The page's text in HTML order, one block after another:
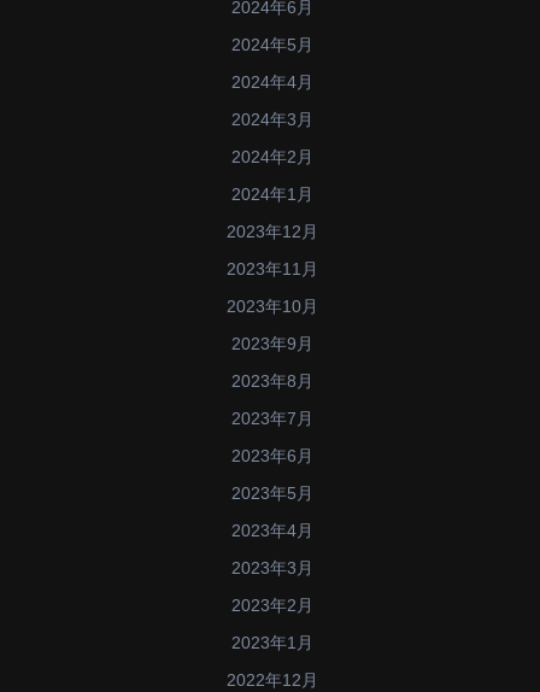
2024年6月
2024年5月
2024年4月
2024年3月
2024年2月
2024年1月
2023年12月
2023年11月
2023年10月
2023年9月
2023年8月
2023年7月
2023年6月
2023年5月
2023年4月
2023年3月
2023年2月
2023年1月
2022年12月